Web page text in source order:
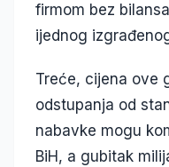
firmom bez
ijednog
Treće, cijena ove
odstupanja od
nabavke mogu
BiH, a gubitak